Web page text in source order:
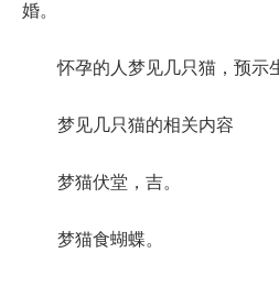
婚。
怀孕的人梦见几只猫，预示生
梦见几只猫的相关内容
梦猫伏堂，吉。
梦猫食蝴蝶。